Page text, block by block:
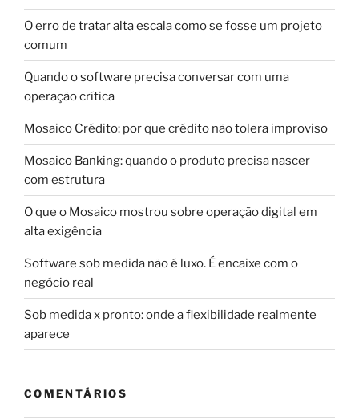
O erro de tratar alta escala como se fosse um projeto
comum
Quando o software precisa conversar com uma
operação crítica
Mosaico Crédito: por que crédito não tolera improviso
Mosaico Banking: quando o produto precisa nascer
com estrutura
O que o Mosaico mostrou sobre operação digital em
alta exigência
Software sob medida não é luxo. É encaixe com o
negócio real
Sob medida x pronto: onde a flexibilidade realmente
aparece
COMENTÁRIOS